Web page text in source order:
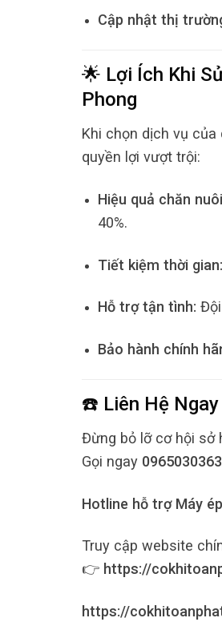
Cập nhật thị
🌟 Lợi Ích Khi
Phong
Khi chọn dịch vụ
quyền lợi vượt trội:
Hiệu quả chăn
40%.
Tiết kiệm thời gian:
Hỗ trợ tận tình:
Bảo hành chính
☎️ Liên Hệ
Đừng bỏ lỡ cơ hội sở
Gọi ngay 0965030363
Hotline hỗ trợ Máy
Truy cập website
👉 https://
https://